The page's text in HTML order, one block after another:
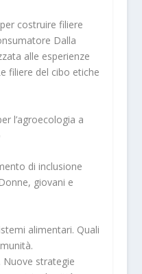
costruire filiere
Dalla
alle esperienze
filiere del cibo etiche
l’agroecologia a
di inclusione
giovani e
alimentari. Quali
Nuove strategie